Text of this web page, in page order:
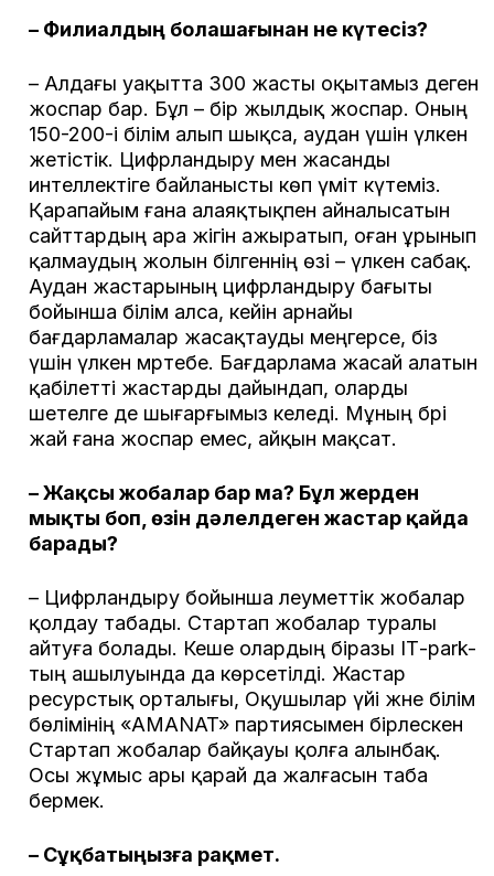
– Филиалдың болашағынан не күтесіз?
– Алдағы уақытта 300 жасты оқытамыз деген
жоспар бар. Бұл – бір жылдық жоспар. Оның
150-200-і білім алып шықса, аудан үшін үлкен
жетістік. Цифрландыру мен жасанды
интеллектіге байланысты көп үміт күтеміз.
Қарапайым ғана алаяқтықпен айналысатын
сайттардың ара жігін ажыратып, оған ұрынып
қалмаудың жолын білгеннің өзі – үлкен сабақ.
Аудан жастарының цифрландыру бағыты
бойынша білім алса, кейін арнайы
бағдарламалар жасақтауды меңгерсе, біз
үшін үлкен мәртебе. Бағдарлама жасай алатын
қабілетті жастарды дайындап, оларды
шетелге де шығарғымыз келеді. Мұның бәрі
жай ғана жоспар емес, айқын мақсат.
– Жақсы жобалар бар ма? Бұл жерден
мықты боп, өзін дәлелдеген жастар қайда
барады?
– Цифрландыру бойынша әлеуметтік жобалар
қолдау табады. Стартап жобалар туралы
айтуға болады. Кеше олардың біразы ІТ-park-
тың ашылуында да көрсетілді. Жастар
ресурстық орталығы, Оқушылар үйі және білім
бөлімінің «AMANAT» партиясымен бірлескен
Стартап жобалар байқауы қолға алынбақ.
Осы жұмыс ары қарай да жалғасын таба
бермек.
– Сұқбатыңызға рақмет.